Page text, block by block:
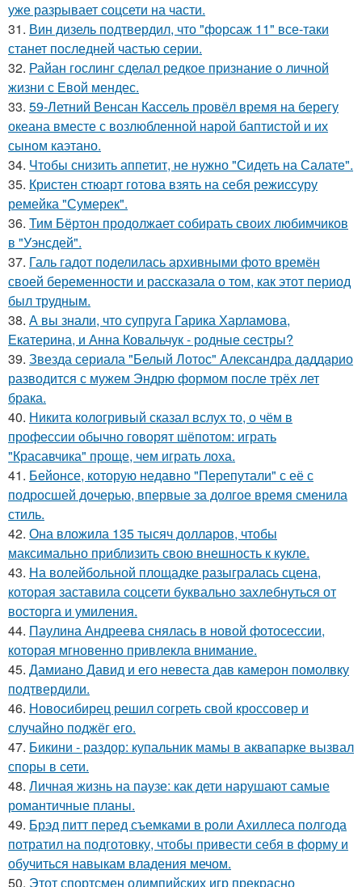
уже разрывает соцсети на части.
31. Вин дизель подтвердил, что "форсаж 11" все-таки
станет последней частью серии.
32. Райан гослинг сделал редкое признание о личной
жизни с Евой мендес.
33. 59-Летний Венсан Кассель провёл время на берегу
океана вместе с возлюбленной нарой баптистой и их
сыном каэтано.
34. Чтобы снизить аппетит, не нужно "Сидеть на Салате".
35. Кристен стюарт готова взять на себя режиссуру
ремейка "Сумерек".
36. Тим Бёртон продолжает собирать своих любимчиков
в "Уэнсдей".
37. Галь гадот поделилась архивными фото времён
своей беременности и рассказала о том, как этот период
был трудным.
38. А вы знали, что супруга Гарика Харламова,
Екатерина, и Анна Ковальчук - родные сестры?
39. Звезда сериала "Белый Лотос" Александра даддарио
разводится с мужем Эндрю формом после трёх лет
брака.
40. Никита кологривый сказал вслух то, о чём в
профессии обычно говорят шёпотом: играть
"Красавчика" проще, чем играть лоха.
41. Бейонсе, которую недавно "Перепутали" с её с
подросшей дочерью, впервые за долгое время сменила
стиль.
42. Она вложила 135 тысяч долларов, чтобы
максимально приблизить свою внешность к кукле.
43. На волейбольной площадке разыгралась сцена,
которая заставила соцсети буквально захлебнуться от
восторга и умиления.
44. Паулина Андреева снялась в новой фотосессии,
которая мгновенно привлекла внимание.
45. Дамиано Давид и его невеста дав камерон помолвку
подтвердили.
46. Новосибирец решил согреть свой кроссовер и
случайно поджёг его.
47. Бикини - раздор: купальник мамы в аквапарке вызвал
споры в сети.
48. Личная жизнь на паузе: как дети нарушают самые
романтичные планы.
49. Брэд питт перед съемками в роли Ахиллеса полгода
потратил на подготовку, чтобы привести себя в форму и
обучиться навыкам владения мечом.
50. Этот спортсмен олимпийских игр прекрасно